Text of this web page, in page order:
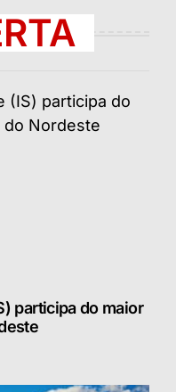
participa do maior